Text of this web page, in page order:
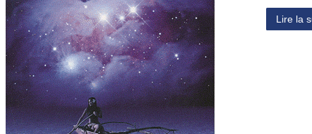
Lire la